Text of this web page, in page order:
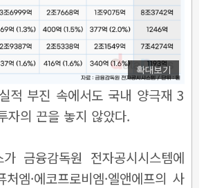
확대보기
적 부진 속에서도 국내 양극재 3
자의 끈을 놓지 않았다.
금융감독원 전자공시시스템에
엠·에코프로비엠·엘앤에프의 사